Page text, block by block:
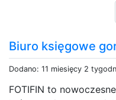
Biuro księgowe
Dodano: 11 miesięcy 2
FOTIFIN to